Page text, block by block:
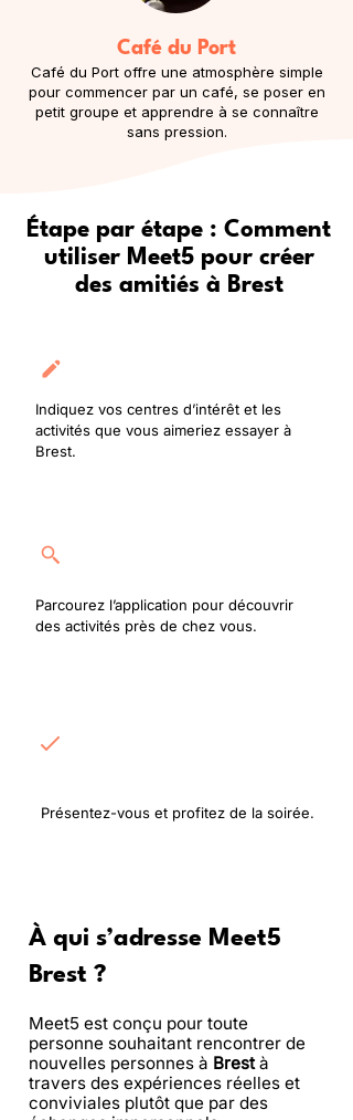
Café du Port
Café du Port offre une atmosphère simple
pour commencer par un café, se poser en
petit groupe et apprendre à se connaître
sans pression.
Étape par étape : Comment
utiliser Meet5 pour créer
des amitiés à Brest
Indiquez vos centres d’intérêt et les
activités que vous aimeriez essayer à
Brest.
Parcourez l’application pour découvrir
des activités près de chez vous.
Présentez-vous et profitez de la soirée.
À qui s’adresse Meet5
Brest ?
Meet5 est conçu pour toute
personne souhaitant rencontrer de
nouvelles personnes à Brestà
travers des expériences réelles et
conviviales plutôt que par des